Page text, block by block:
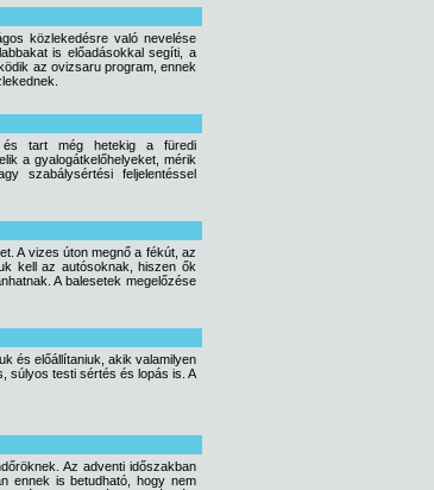
közlekedésre való nevelése
is előadásokkal segíti, a
az ovizsaru program, ennek
és tart még hetekig a füredi
a gyalogátkelőhelyeket, mérik
szabálysértési feljelentéssel
A vizes úton megnő a fékút, az
kell az autósoknak, hiszen ők
A balesetek megelőzése
és előállítaniuk, akik valamilyen
súlyos testi sértés és lopás is. A
Az adventi időszakban
ennek is betudható, hogy nem